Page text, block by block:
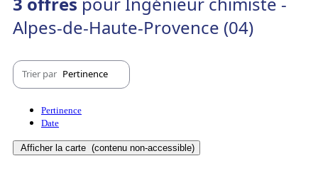
Alpes-de-Haute-Provence (04)
Trier par Pertinence
Pertinence
Date
Afficher la carte (contenu non-accessible)